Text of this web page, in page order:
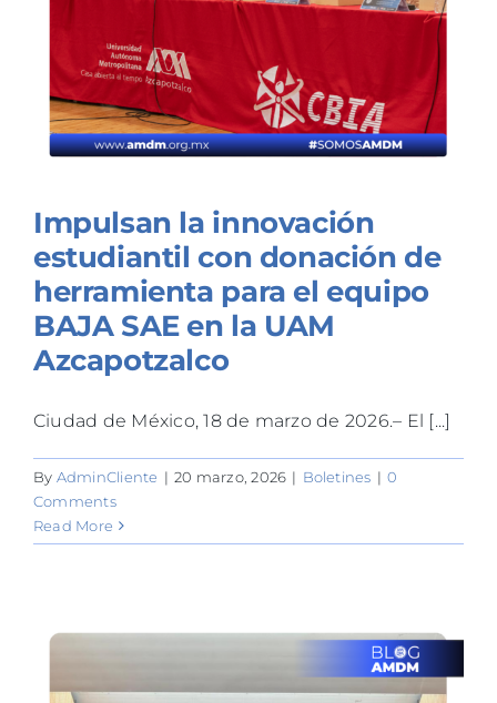
Impulsan la innovación
estudiantil con donación de
herramienta para el equipo
BAJA SAE en la UAM
Azcapotzalco
Ciudad de México, 18 de marzo de 2026.– El [...]
By AdminCliente | 20 marzo, 2026 | Boletines | 0
Comments
Read More